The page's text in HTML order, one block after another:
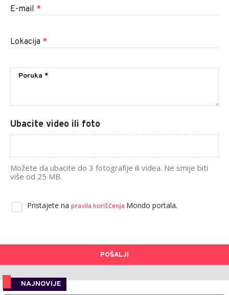
E-mail *
Lokacija *
Ubacite video ili foto
Možete da ubacite do 3 fotografije ili videa. Ne smije biti
više od 25 MB.
Pristajete na pravila korišćenja Mondo portala.
POŠALJI
NAJNOVIJE